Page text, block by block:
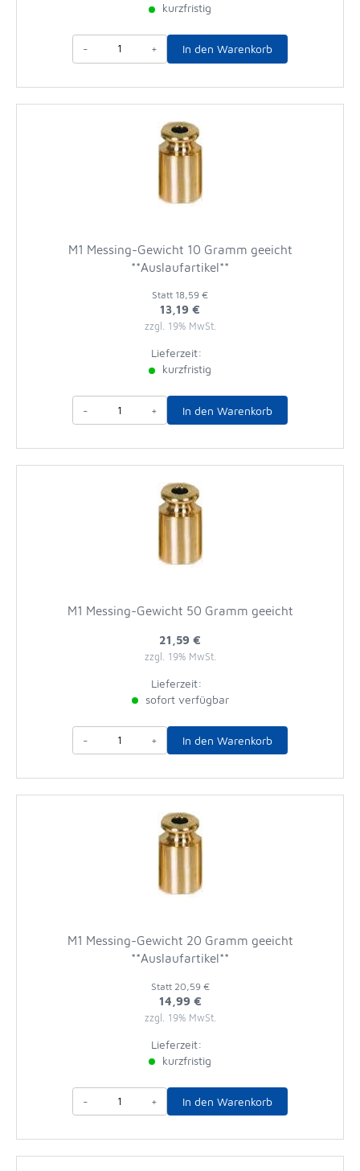
kurzfristig
- + In den Warenkorb
M1 Messing-Gewicht 10 Gramm geeicht
**Auslaufartikel**
Statt 18,59 €
13,19 €
zzgl. 19% MwSt.
Lieferzeit:
kurzfristig
- + In den Warenkorb
M1 Messing-Gewicht 50 Gramm geeicht
21,59 €
zzgl. 19% MwSt.
Lieferzeit:
sofort verfügbar
- + In den Warenkorb
M1 Messing-Gewicht 20 Gramm geeicht
**Auslaufartikel**
Statt 20,59 €
14,99 €
zzgl. 19% MwSt.
Lieferzeit:
kurzfristig
- + In den Warenkorb